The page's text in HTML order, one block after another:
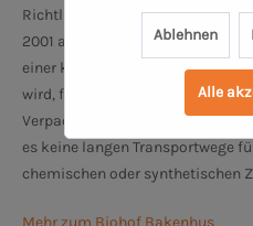
Richtlinien bewirtschaftet. Die
2001 auf dem Biohof gegründet.
einer kleinen Landschlachterei
wird, findet die gesamte
Verpackung in eigenen
es keine langen Transportwege
chemischen oder synthetischen
Mehr zum Biohof Bakenhus
Ablehnen
Alle